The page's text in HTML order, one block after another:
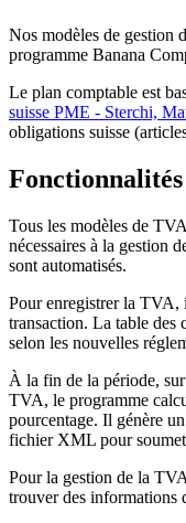
Nos modèles de gestion
programme Banana
Le plan comptable est
suisse PME - Sterchi,
obligations suisse
Tous les modèles de
nécessaires à la gestion
sont automatisés.
Pour enregistrer la TVA,
transaction. La table des
selon les nouvelles
À la fin de la période, sur
TVA, le programme
pourcentage. Il génère
fichier XML pour
Pour la gestion de la
trouver des informations